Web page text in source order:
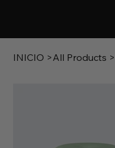
INICIO >All Products >